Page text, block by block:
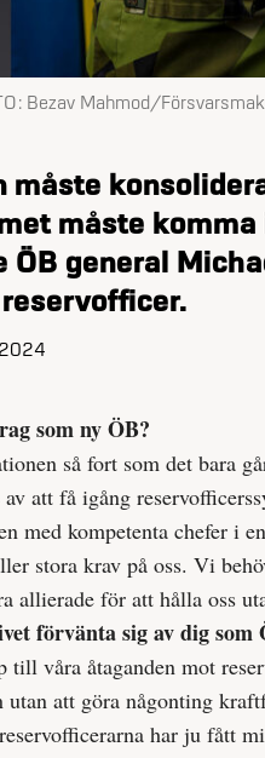
Bezav Mahmod/
måste
ÖB general
som ny ÖB?
så fort som det bara
att få igång
med kompetenta chefer i
stora krav på oss. Vi
allierade för att hålla oss
förvänta sig av dig som
våra åtaganden mot
utan att göra någonting
har ju fått